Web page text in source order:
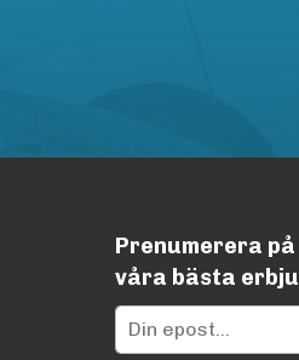
Prenumerera
våra bästa